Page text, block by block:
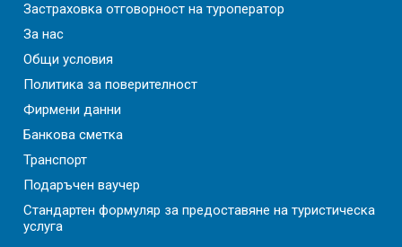
Застраховка отговорност на туроператор
За нас
Общи условия
Политика за поверителност
Фирмени данни
Банкова сметка
Транспорт
Подаръчен ваучер
Стандартен формуляр за предоставяне на туристическа
услуга